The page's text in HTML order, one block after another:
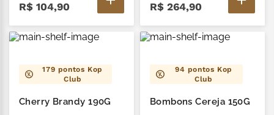
R$ 104,90 R$ 264,90
179 pontos Kop
Club
Cherry Brandy 190G
94 pontos Kop
Club
Bombons Cereja 150G